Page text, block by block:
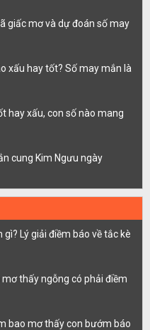
giấc mơ và dự đoán số may
xấu hay tốt? Số may mắn là
hay xấu, con số nào mang
cung Kim Ngưu ngày
Lý giải điềm báo về tắc kè
thấy ngỗng có phải điềm
bao mơ thấy con bướm báo